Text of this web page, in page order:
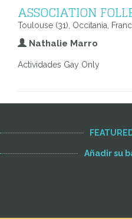
ASSOCIATION
Toulouse (31), Occitania,
Nathalie Marro
Actividades Gay Only
Añadir su